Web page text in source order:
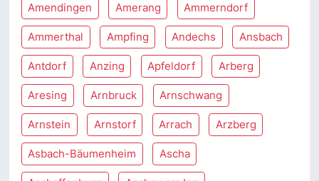
Amendingen Amerang Ammerndorf
Ammerthal Ampfing Andechs Ansbach
Antdorf Anzing Apfeldorf Arberg
Aresing Arnbruck Arnschwang
Arnstein Arnstorf Arrach Arzberg
Asbach-Bäumenheim Ascha